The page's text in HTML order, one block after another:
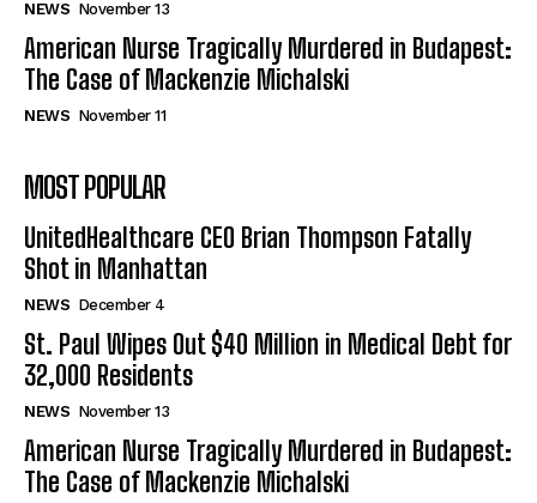
NEWS November 13
American Nurse Tragically Murdered in Budapest:
The Case of Mackenzie Michalski
NEWS November 11
MOST POPULAR
UnitedHealthcare CEO Brian Thompson Fatally
Shot in Manhattan
NEWS December 4
St. Paul Wipes Out $40 Million in Medical Debt for
32,000 Residents
NEWS November 13
American Nurse Tragically Murdered in Budapest:
The Case of Mackenzie Michalski